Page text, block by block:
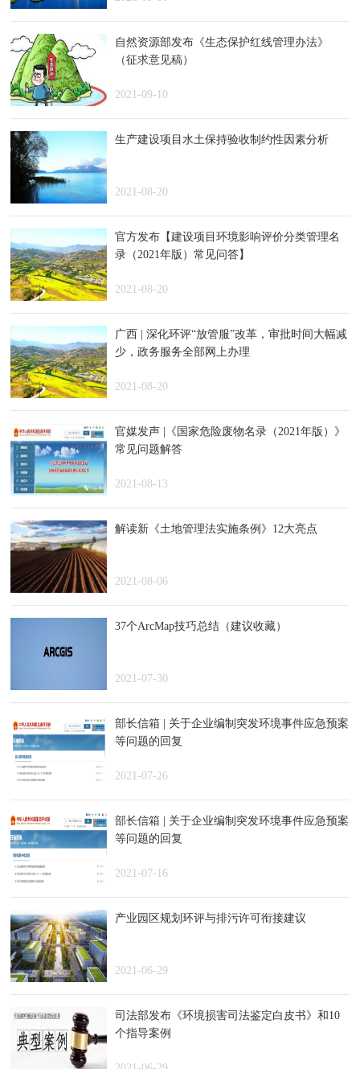
自然资源部发布《生态保护红线管理办法》
（征求意见稿）
2021-09-10
生产建设项目水土保持验收制约性因素分析
2021-08-20
官方发布【建设项目环境影响评价分类管理名
录（2021年版）常见问答】
2021-08-20
广西 | 深化环评“放管服”改革，审批时间大幅减
少，政务服务全部网上办理
2021-08-20
官媒发声 |《国家危险废物名录（2021年版）》
常见问题解答
2021-08-13
解读新《土地管理法实施条例》12大亮点
2021-08-06
37个ArcMap技巧总结（建议收藏）
2021-07-30
部长信箱 | 关于企业编制突发环境事件应急预案
等问题的回复
2021-07-26
部长信箱 | 关于企业编制突发环境事件应急预案
等问题的回复
2021-07-16
产业园区规划环评与排污许可衔接建议
2021-06-29
司法部发布《环境损害司法鉴定白皮书》和10
个指导案例